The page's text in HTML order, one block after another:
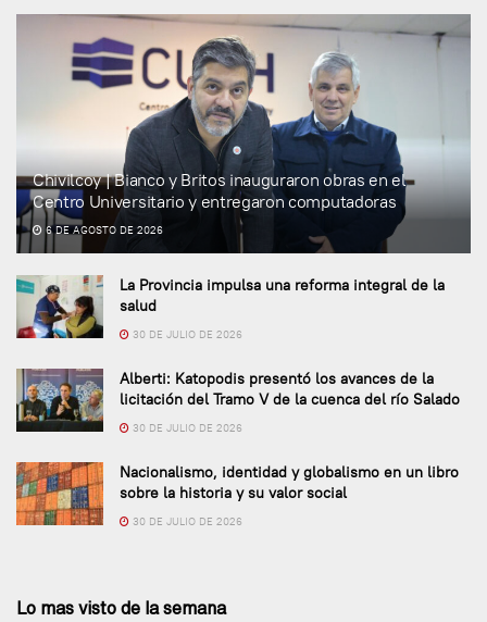
Chivilcoy | Bianco y Britos inauguraron obras en el
Centro Universitario y entregaron computadoras
6 DE AGOSTO DE 2026
La Provincia impulsa una reforma integral de la
salud
30 DE JULIO DE 2026
Alberti: Katopodis presentó los avances de la
licitación del Tramo V de la cuenca del río Salado
30 DE JULIO DE 2026
Nacionalismo, identidad y globalismo en un libro
sobre la historia y su valor social
30 DE JULIO DE 2026
Lo mas visto de la semana